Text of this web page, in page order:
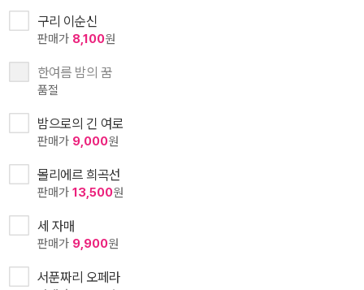
구리 이순신
판매가 8,100원
한여름 밤의 꿈
품절
밤으로의 긴 여로
판매가 9,000원
몰리에르 희곡선
판매가 13,500원
세 자매
판매가 9,900원
서푼짜리 오페라